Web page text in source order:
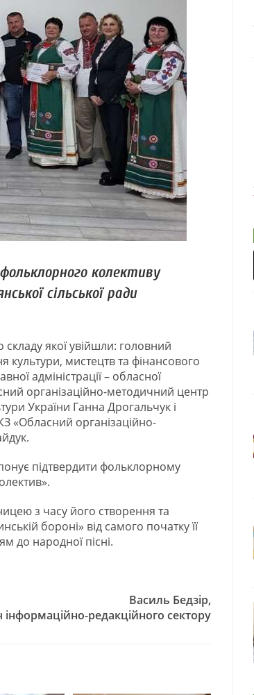
колективу
сільської ради
якої увійшли: головний
культури, мистецтв та фінансового
адміністрації – обласної
організаційно-методичний центр
України Ганна Дрогальчук і
«Обласний організаційно-
підтвердити фольклорному
з часу його створення та
бороні» від самого початку її
до народної пісні.
Василь Бедзір,
інформаційно-редакційного сектору